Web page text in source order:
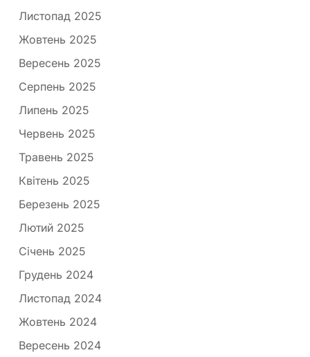
Листопад 2025
Жовтень 2025
Вересень 2025
Серпень 2025
Липень 2025
Червень 2025
Травень 2025
Квітень 2025
Березень 2025
Лютий 2025
Січень 2025
Грудень 2024
Листопад 2024
Жовтень 2024
Вересень 2024